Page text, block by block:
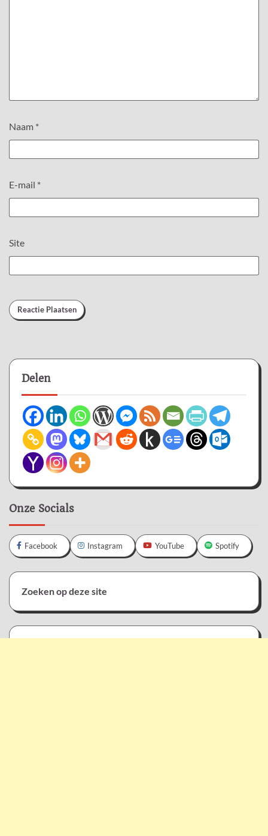
Naam *
E-mail *
Site
Delen
Onze Socials
Facebook Instagram YouTube Spotify
Zoeken op deze site